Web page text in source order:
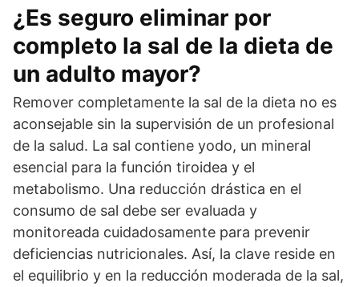
¿Es seguro eliminar por
completo la sal de la dieta de
un adulto mayor?
Remover completamente la sal de la dieta no es
aconsejable sin la supervisión de un profesional
de la salud. La sal contiene yodo, un mineral
esencial para la función tiroidea y el
metabolismo. Una reducción drástica en el
consumo de sal debe ser evaluada y
monitoreada cuidadosamente para prevenir
deficiencias nutricionales. Así, la clave reside en
el equilibrio y en la reducción moderada de la sal,